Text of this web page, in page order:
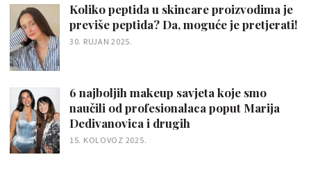
Koliko peptida u skincare proizvodima je
previše peptida? Da, moguće je pretjerati!
30. RUJAN 2025.
6 najboljih makeup savjeta koje smo
naučili od profesionalaca poput Marija
Dedivanovica i drugih
15. KOLOVOZ 2025.